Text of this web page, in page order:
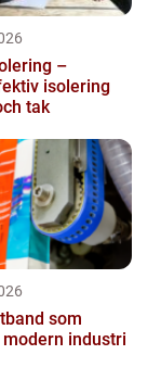
–
isolering
tak
som
industri